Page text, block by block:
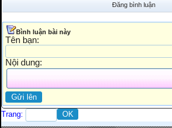
Đăng bình luận
Bình luận bài này
Tên bạn:
Nội dung:
Trang: